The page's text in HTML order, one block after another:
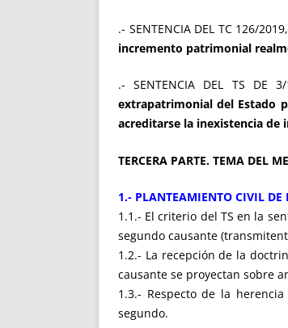
.- SENTENCIA DEL TC 126/
incremento patrimonial
.- SENTENCIA DEL TS DE
extrapatrimonial del Estado
acreditarse la inexistencia de
TERCERA PARTE. TEMA DEL
1.- PLANTEAMIENTO CIVIL DE
1.1.- El criterio del TS en la
segundo causante
1.2.- La recepción de la
causante se proyectan sobre
1.3.- Respecto de la
segundo.